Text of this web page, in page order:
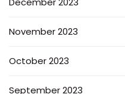
November 2023
October 2023
September 2023